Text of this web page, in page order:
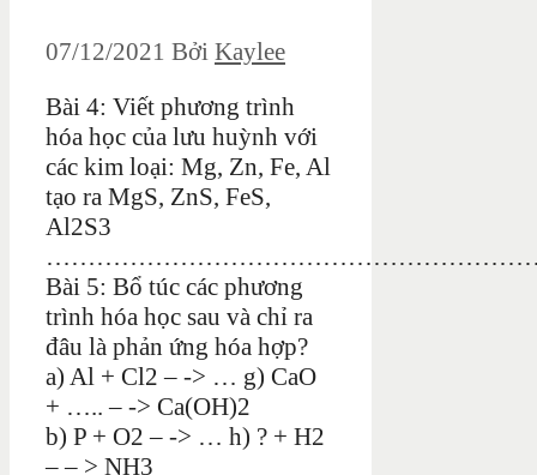
07/12/2021 Bởi Kaylee
Bài 4: Viết phương trình
hóa học của lưu huỳnh với
các kim loại: Mg, Zn, Fe, Al
tạo ra MgS, ZnS, FeS,
Al2S3
Bài 5: Bổ túc các phương
trình hóa học sau và chỉ ra
đâu là phản ứng hóa hợp?
a) Al + Cl2 – -> … g) CaO
+ ….. – -> Ca(OH)2
b) P + O2 – -> … h) ? + H2
– – > NH3